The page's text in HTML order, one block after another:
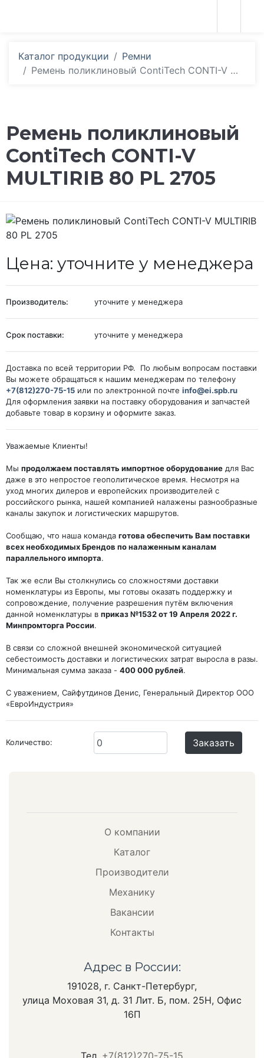
Каталог продукции
Ремни
Ремень поликлиновый ContiTech CONTI-V MULTIRIB 80 PL 2705
Ремень поликлиновый
ContiTech CONTI-V
MULTIRIB 80 PL 2705
Цена: уточните у менеджера
Производитель: уточните у менеджера
Срок поставки: уточните у менеджера
Доставка по всей территории РФ. По любым вопросам поставки
Вы можете обращаться к нашим менеджерам по телефону
+7(812)270-75-15 или по электронной почте info@ei.spb.ru
Для оформления заявки на поставку оборудования и запчастей
добавьте товар в корзину и оформите заказ.
Уважаемые Клиенты!
Мы продолжаем поставлять импортное оборудование для Вас
даже в это непростое геополитическое время. Несмотря на
уход многих дилеров и европейских производителей с
российского рынка, нашей компанией налажены разнообразные
каналы закупок и логистических маршрутов.
Сообщаю, что наша команда готова обеспечить Вам поставки
всех необходимых Брендов по налаженным каналам
параллельного импорта.
Так же если Вы столкнулись со сложностями доставки
номенклатуры из Европы, мы готовы оказать поддержку и
сопровождение, получение разрешения путём включения
данной номенклатуры в приказ №1532 от 19 Апреля 2022 г.
Минпромторга России.
В связи со сложной внешней экономической ситуацией
себестоимость доставки и логистических затрат выросла в разы.
Минимальная сумма заказа - 400 000 рублей.
С уважением, Сайфутдинов Денис, Генеральный Директор ООО
«ЕвроИндустрия»
Количество: Заказать
О компании
Каталог
Производители
Механику
Вакансии
Контакты
Адрес в России:
191028, г. Санкт-Петербург,
улица Моховая 31, д. 31 Лит. Б, пом. 25Н, Офис
16П
Тел. +7(812)270-75-15